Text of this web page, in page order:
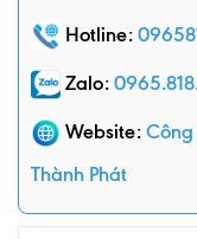
Hotline:
Zalo:
Website: Công
Thành Phát